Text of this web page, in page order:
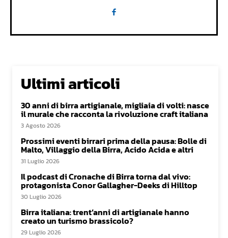
Ultimi articoli
30 anni di birra artigianale, migliaia di volti: nasce
il murale che racconta la rivoluzione craft italiana
3 Agosto 2026
Prossimi eventi birrari prima della pausa: Bolle di
Malto, Villaggio della Birra, Acido Acida e altri
31 Luglio 2026
Il podcast di Cronache di Birra torna dal vivo:
protagonista Conor Gallagher-Deeks di Hilltop
30 Luglio 2026
Birra italiana: trent’anni di artigianale hanno
creato un turismo brassicolo?
29 Luglio 2026